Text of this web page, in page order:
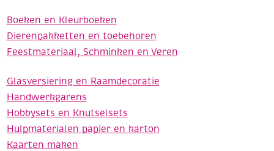
Boeken en Kleurboeken
Dierenpakketten en toebehoren
Feestmateriaal, Schminken en Veren
Glasversiering en Raamdecoratie
Handwerkgarens
Hobbysets en Knutselsets
Hulpmaterialen papier en karton
Kaarten maken